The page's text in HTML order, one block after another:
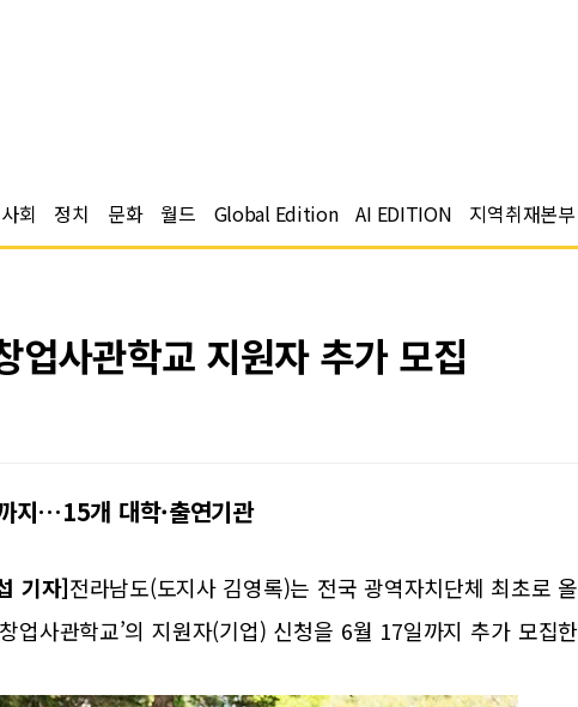
사회 정치 문화 월드 Global Edition AI EDITION 지역취재본부
업사관학교 지원자 추가 모집
지…15개 대학·출연기관
기자]전라남도(도지사 김영록)는 전국 광역자치단체 최초로 올
업사관학교’의 지원자(기업) 신청을 6월 17일까지 추가 모집한